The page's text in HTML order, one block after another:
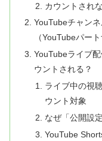
カウントされ
YouTubeチャン
（YouTubeパー
YouTubeライブ
ウントされる？
ライブ中の視
ウント対象
なぜ「公開設
YouTube